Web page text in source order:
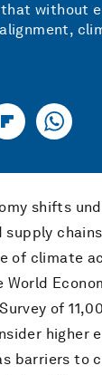
without
shifts
of climate
World
of
higher
barriers to